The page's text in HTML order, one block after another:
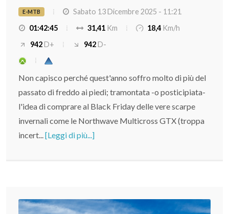
E-MTB
Sabato 13 Dicembre 2025 - 11:21
01:42:45
31,41 Km 18,4 Km/h
942D+ 942D-
Non capisco perché quest'anno soffro molto di più del
passato di freddo ai piedi; tramontata -o posticipiata-
l'idea di comprare al Black Friday delle vere scarpe
invernali come le Northwave Multicross GTX (troppa
incert... [Leggi di più...]